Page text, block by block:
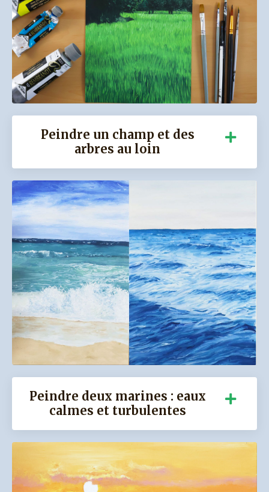
Peindre un champ et des
arbres au loin
Peindre deux marines : eaux
calmes et turbulentes